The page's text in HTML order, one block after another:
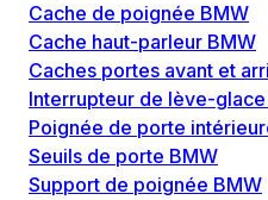
Cache de poignée BMW
Cache haut-parleur BMW
Caches portes avant et
Interrupteur de lève-
Poignée de porte
Seuils de porte BMW
Support de poignée BMW